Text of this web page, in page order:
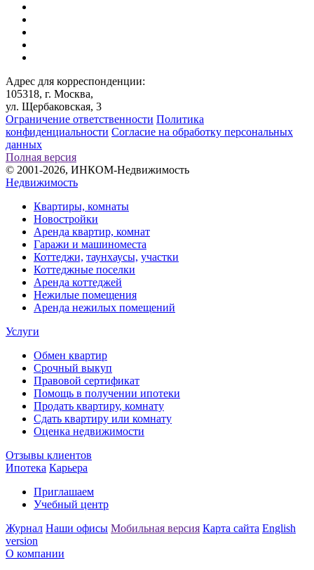
Адрес для корреспонденции:
105318, г. Москва,
ул. Щербаковская, 3
Ограничение ответственности Политика
конфиденциальности Согласие на обработку персональных
данных
Полная версия
© 2001-2026, ИНКОМ-Недвижимость
Недвижимость
Квартиры, комнаты
Новостройки
Аренда квартир, комнат
Гаражи и машиноместа
Коттеджи, таунхаусы, участки
Коттеджные поселки
Аренда коттеджей
Нежилые помещения
Аренда нежилых помещений
Услуги
Обмен квартир
Срочный выкуп
Правовой сертификат
Помощь в получении ипотеки
Продать квартиру, комнату
Сдать квартиру или комнату
Оценка недвижимости
Отзывы клиентов
Ипотека Карьера
Приглашаем
Учебный центр
Журнал Наши офисы Мобильная версия Карта сайта English
version
О компании